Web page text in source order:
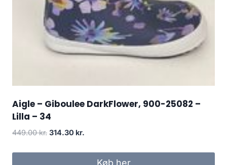
Aigle – Giboulee DarkFlower, 900-25082 –
Lilla – 34
449.00kr. Den
314.30 kr.
Køb her